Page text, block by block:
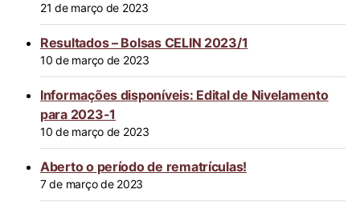
21 de março de 2023
Resultados – Bolsas CELIN 2023/1
10 de março de 2023
Informações disponíveis: Edital de Nivelamento
para 2023-1
10 de março de 2023
Aberto o período de rematrículas!
7 de março de 2023